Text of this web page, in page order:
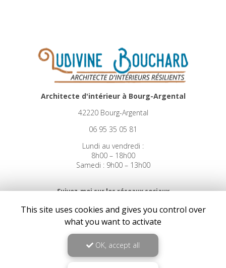
Architecte d'intérieur à Bourg-Argental
42220 Bourg-Argental
06 95 35 05 81
Lundi au vendredi :
8h00 – 18h00
Samedi : 9h00 – 13h00
Suivez-moi sur les réseaux sociaux
This site uses cookies and gives you control over
what you want to activate
OK, accept all